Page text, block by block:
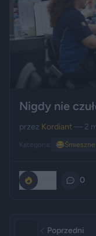
Nigdy nie
przez Kordiant— 2
Kategoria: 😂Śmieszne
0
Poprzedni